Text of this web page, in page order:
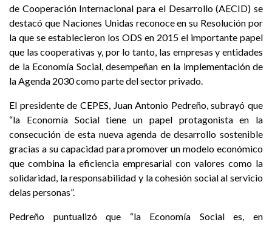
de Cooperación Internacional para el Desarrollo (AECID) se
destacó que Naciones Unidas reconoce en su Resolución por
la que se establecieron los ODS en 2015 el importante papel
que las cooperativas y, por lo tanto, las empresas y entidades
de la Economía Social, desempeñan en la implementación de
la Agenda 2030 como parte del sector privado.
El presidente de CEPES, Juan Antonio Pedreño, subrayó que
“la Economía Social tiene un papel protagonista en la
consecución de esta nueva agenda de desarrollo sostenible
gracias a su capacidad para promover un modelo económico
que combina la eficiencia empresarial con valores como la
solidaridad, la responsabilidad y la cohesión social al servicio
delas personas”.
Pedreño puntualizó que “la Economía Social es, en